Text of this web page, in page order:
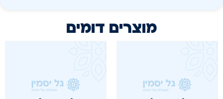
מוצרים דומים